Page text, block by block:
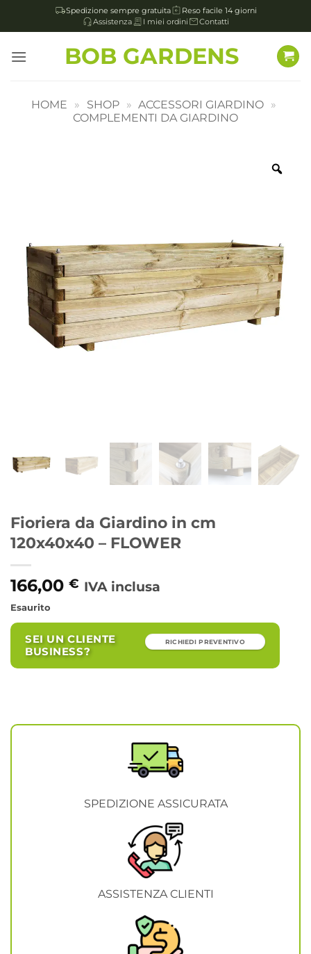
Spedizione sempre gratuita
Reso facile 14 giorni
Assistenza
I miei ordini Contatti
BOB GARDENS
HOME » SHOP » ACCESSORI GIARDINO »
COMPLEMENTI DA GIARDINO
Fioriera da Giardino in cm
120x40x40 – FLOWER
166,00 € IVA inclusa
Esaurito
SEI UN CLIENTE
BUSINESS?
RICHIEDI PREVENTIVO
SPEDIZIONE ASSICURATA
ASSISTENZA CLIENTI